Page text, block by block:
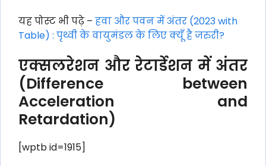
यह पोस्ट भी पढ़े – हवा और पवन में अंतर (2023 with
Table) : पृथ्वी के वायुमंडल के लिए क्यूँ है जरुरी?
एक्सलरेशन और रेटार्डेशन में अंतर
(Difference between
Acceleration and
Retardation)
[wptb id=1915]